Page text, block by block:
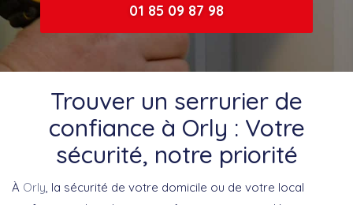
01 85 09 87 98
Trouver un serrurier de
confiance à Orly : Votre
sécurité, notre priorité
À Orly , la sécurité de votre domicile ou de votre local